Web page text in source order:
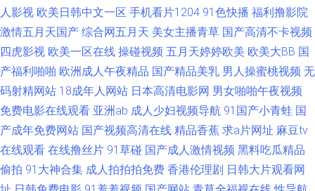
色电影网站 91网址在线视频 九一社区在线观看 午夜神马福利社 超碰91色导
航 日本美女中文字幕 91国产福利姬在线观看 伊人老司 熟女撸撸黑人 91视频
工厂 视频区欧美 91偷拍福利 91原创社区 亚洲熟妇爱ab 偷拍探花在线网站
91视频观看# 91桃色网站 免费香蕉污蜜桃 91热爆在线视频 91网在线观看草
草视频 午夜成人三区 成人AV天堂五月天网 日韩精品色色 91美女直播喷水在
线播放 精品少妇影院 香蕉五月伊人TV 91资源站在线 日韩高清无码免费网址
人影视 欧美日韩中文一区 手机看片1204 91色快播 福利撸影院
激情五月天国产 综合网五月天 美女主播青草 国产高清不卡视频
四虎影视 欧美一区在线 操碰视频 五月天婷婷欧美 欧美大BB 国
产福利啪啪 欧洲成人午夜精品 国产精品美乳 男人操蜜桃视频 无
码射精网站 18成年人网站 日本高清电影网 男女啪啪午夜视频
免费电影在线观看 亚洲ab 成人少妇视频导航 91国产小青蛙 国
产成年免费网站 国产视频高清在线 精品香蕉 求a片网址 麻豆tv
在线观看 在线撸丝片 91草碰 国产成人激情视频 黑料吃瓜精品
偷拍 91大神合集 成人拍拍拍免费 香港伦理剧 日韩大片观看网